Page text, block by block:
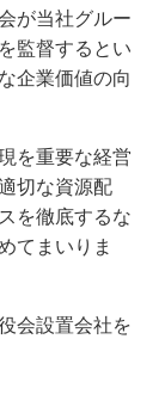
が当社グルー
監督するとい
企業価値の向
を重要な経営
切な資源配
を徹底するな
てまいりま
会設置会社を